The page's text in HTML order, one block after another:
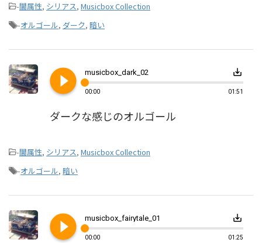
-闇属性, シリアス, Musicbox Collection
-オルゴール, ダーク, 暗い
play_circle_filled musicbox_dark_02 save_alt
00:00 01:51
ダークな感じのオルゴール
-闇属性, シリアス, Musicbox Collection
-オルゴール, 暗い
play_circle_filled musicbox_fairytale_01 save_alt
00:00 01:25